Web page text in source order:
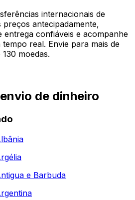
internacionais de
preços antecipadamente,
entrega confiáveis e acompanhe
real. Envie para mais de
moedas.
de dinheiro
e Barbuda